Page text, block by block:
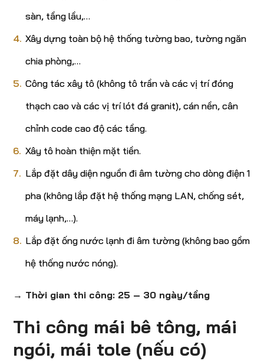
sàn, tầng lầu,…
Xây dựng toàn bộ hệ thống tường bao, tường ngăn
chia phòng,…
Công tác xây tô (không tô trần và các vị trí đóng
thạch cao và các vị trí lót đá granit), cán nền, cân
chỉnh code cao độ các tầng.
Xây tô hoàn thiện mặt tiền.
Lắp đặt dây diện nguồn đi âm tường cho dòng điện 1
pha (không lắp đặt hệ thống mạng LAN, chống sét,
máy lạnh,…).
Lắp đặt ống nước lạnh đi âm tường (không bao gồm
hệ thống nước nóng).
→ Thời gian thi công: 25 – 30 ngày/tầng
Thi công mái bê tông, mái
ngói, mái tole (nếu có)